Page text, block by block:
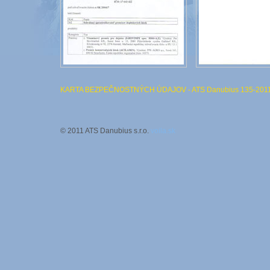
KARTA BEZPEČNOSTNÝCH ÚDAJOV - ATS Danubius 135-
© 2011 ATS Danubius s.r.o. voila.sk